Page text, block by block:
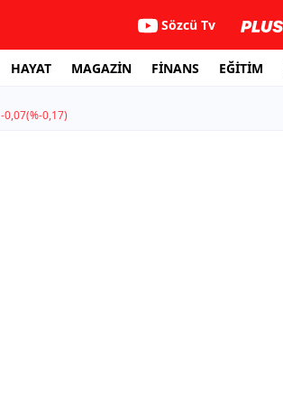
Sözcü Tv
HAYAT MAGAZİN FİNANS EĞİTİM
-0,07(%-0,17)